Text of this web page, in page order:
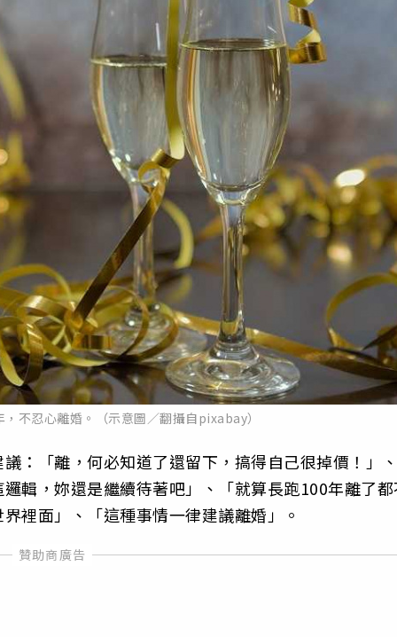
不忍心離婚。（示意圖／翻攝自pixabay）
：「離，何必知道了還留下，搞得自己很掉價！」
輯，妳還是繼續待著吧」、「就算長跑100年離了
裡面」、「這種事情一律建議離婚」。